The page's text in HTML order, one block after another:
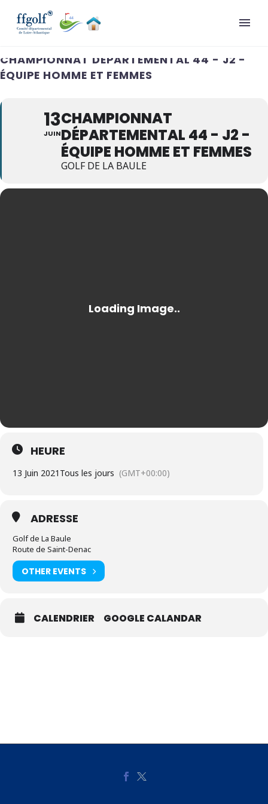
CHAMPIONNAT DÉPARTEMENTAL 44 - J2 -
ÉQUIPE HOMME ET FEMMES
13
JUIN
CHAMPIONNAT
DÉPARTEMENTAL 44 - J2 -
ÉQUIPE HOMME ET FEMMES
GOLF DE LA BAULE
HEURE
13 Juin 2021 Tous les jours (GMT+00:00)
ADRESSE
Golf de La Baule
Route de Saint-Denac
OTHER EVENTS
CALENDRIER GOOGLE CALANDAR